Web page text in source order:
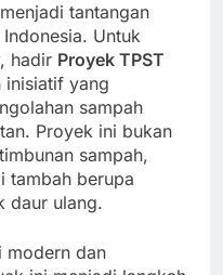
tantangan
Untuk
hadir Proyek TPST
inisiatif yang
sampah
Proyek ini bukan
sampah,
tambah berupa
daur ulang.
modern dan